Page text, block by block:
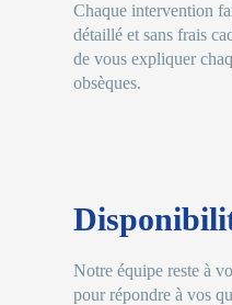
Chaque intervention
détaillé et sans frais
de vous expliquer
obsèques.
Notre équipe reste à
pour répondre à vos